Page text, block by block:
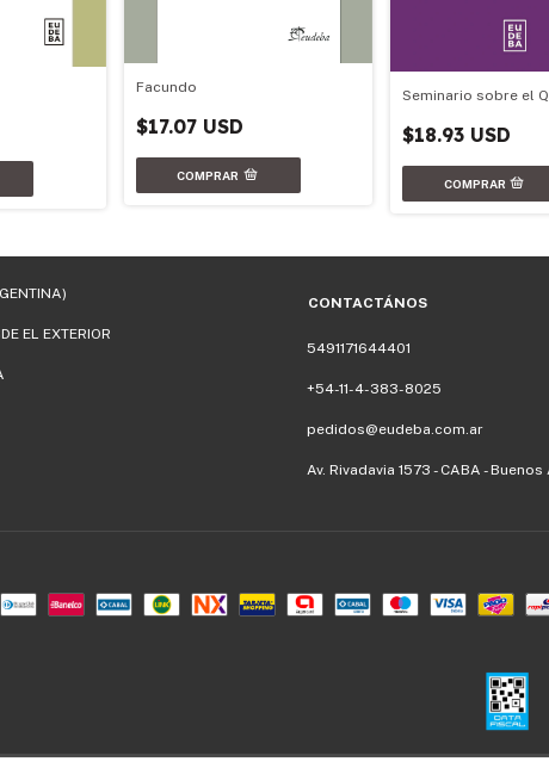
Facundo
$17.07 USD
Seminario sobre el
$18.93 USD
EL EXTERIOR
CONTACTÁNOS
5491171644401
+54-11-4-383-8025
pedidos@eudeba.com.ar
Av. Rivadavia 1573 - CABA - Buenos